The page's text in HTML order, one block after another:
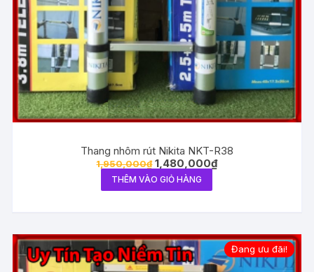
Thang nhôm rút Nikita NKT-R38
1,950,000₫ 1,480,000₫
THÊM VÀO GIỎ HÀNG
Đang ưu đãi!